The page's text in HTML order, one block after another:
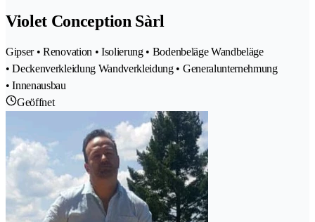
Violet Conception Sàrl
Gipser • Renovation • Isolierung • Bodenbeläge Wandbeläge
• Deckenverkleidung Wandverkleidung • Generalunternehmung
• Innenausbau
Geöffnet